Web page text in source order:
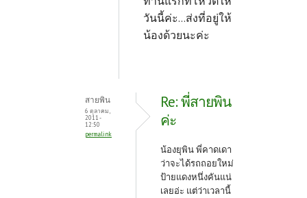
วันนี้ค่ะ...ส่งที่อยู่ให้
น้องด้วยนะค่ะ
สายพิน
6 ตุลาคม,
2011 -
12:50
permalink
Re: พี่สายพิน
ค่ะ
น้องยุพิน พี่คาดเดา
ว่าจะได้รถถอยใหม่
ป้ายแดงหนึ่งคันแน่
เลยอ่ะ แต่ว่าเวลานี้